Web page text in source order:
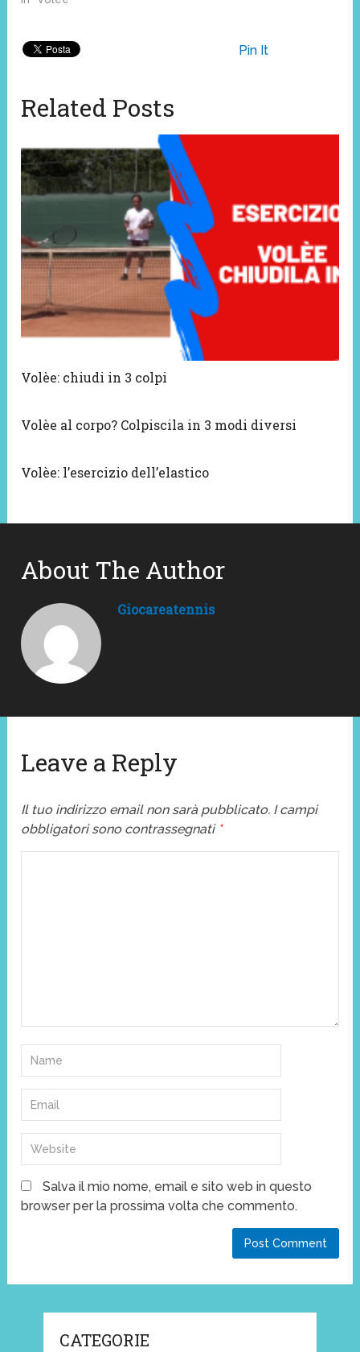
Pin It
Related Posts
Volèe: chiudi in 3 colpi
Volèe al corpo? Colpiscila in 3 modi diversi
Volèe: l’esercizio dell’elastico
About The Author
Giocareatennis
Leave a Reply
Il tuo indirizzo email non sarà pubblicato. I campi
obbligatori sono contrassegnati *
Salva il mio nome, email e sito web in questo
browser per la prossima volta che commento.
CATEGORIE